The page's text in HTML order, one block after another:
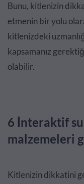
Bunu, kitlenizin
etmenin bir yolu
kitlenizdeki
kapsamanız
olabilir.
6 İnteraktif
malzemeleri
Kitlenizin dikkatini